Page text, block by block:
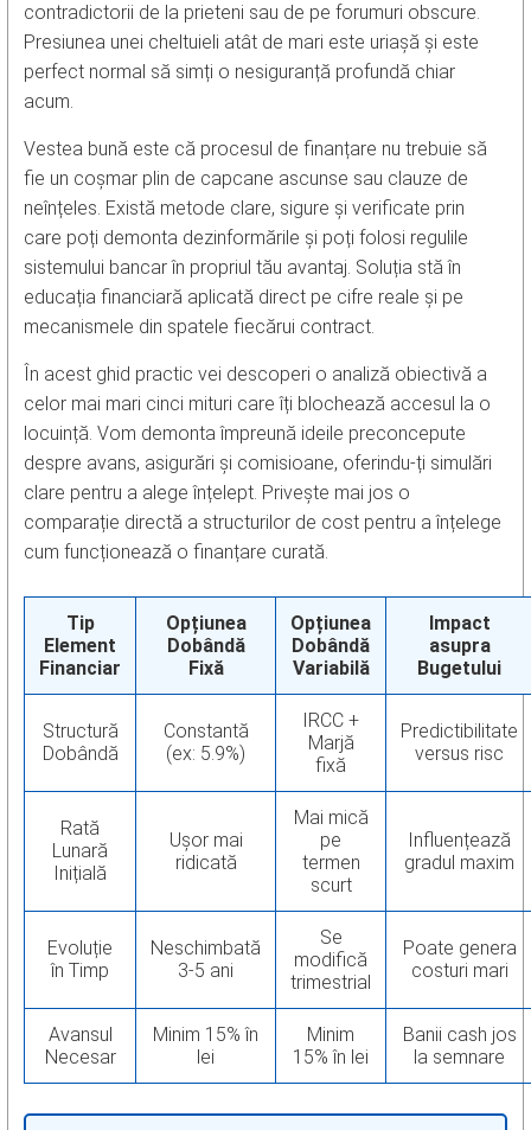
contradictorii de la prieteni sau de pe forumuri obscure.
Presiunea unei cheltuieli atât de mari este uriașă și este
perfect normal să simți o nesiguranță profundă chiar
acum.
Vestea bună este că procesul de finanțare nu trebuie să
fie un coșmar plin de capcane ascunse sau clauze de
neînțeles. Există metode clare, sigure și verificate prin
care poți demonta dezinformările și poți folosi regulile
sistemului bancar în propriul tău avantaj. Soluția stă în
educația financiară aplicată direct pe cifre reale și pe
mecanismele din spatele fiecărui contract.
În acest ghid practic vei descoperi o analiză obiectivă a
celor mai mari cinci mituri care îți blochează accesul la o
locuință. Vom demonta împreună ideile preconcepute
despre avans, asigurări și comisioane, oferindu-ți simulări
clare pentru a alege înțelept. Privește mai jos o
comparație directă a structurilor de cost pentru a înțelege
cum funcționează o finanțare curată.
Tip
Element
Financiar
Opțiunea
Dobândă
Fixă
Opțiunea
Dobândă
Variabilă
Impact
asupra
Bugetului
Structură
Dobândă
Constantă
(ex: 5.9%)
IRCC +
Marjă
fixă
Predictibilitate
versus risc
Rată
Lunară
Inițială
Ușor mai
ridicată
Mai mică
pe
termen
scurt
Influențează
gradul maxim
Evoluție
în Timp
Neschimbată
3-5 ani
Se
modifică
trimestrial
Poate genera
costuri mari
Avansul
Necesar
Minim 15% în
lei
Minim
15% în lei
Banii cash jos
la semnare